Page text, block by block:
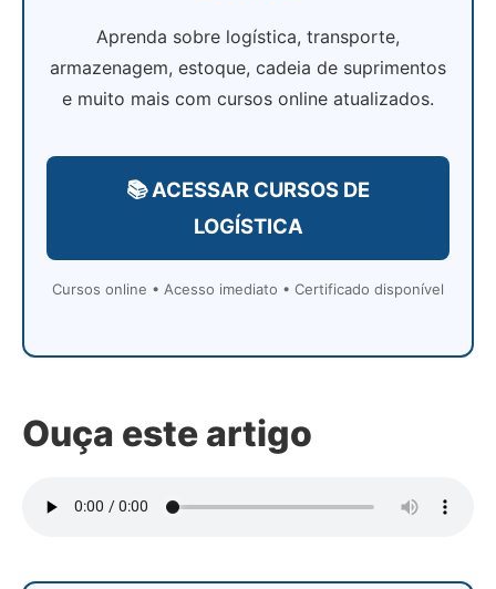
Aprenda sobre logística, transporte,
armazenagem, estoque, cadeia de suprimentos
e muito mais com cursos online atualizados.
📚 ACESSAR CURSOS DE
LOGÍSTICA
Cursos online • Acesso imediato • Certificado disponível
Ouça este artigo